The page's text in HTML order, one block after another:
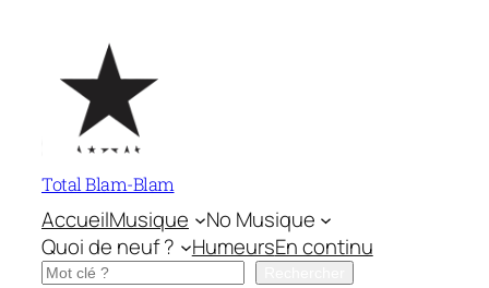
contenu
Total Blam-Blam
AccueilMusique
No Musique
Quoi de neuf ?
HumeursEn continu
Rechercher